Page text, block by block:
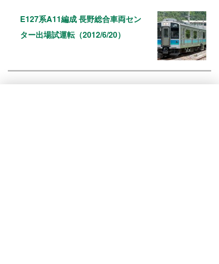
E127系A11編成 長野総合車両セン
ター出場試運転（2012/6/20）